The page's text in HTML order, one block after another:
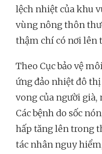
lệch nhiệt của khu
vùng nông thôn
thậm chí có nơi lên
Theo Cục bảo vệ
ứng đảo nhiệt đô
vong của người già,
Các bệnh do sốc
hấp tăng lên trong
tác nhân nguy